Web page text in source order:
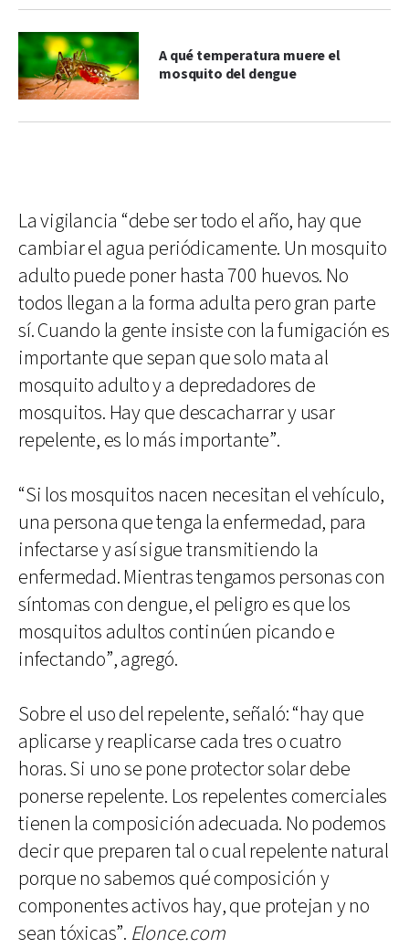
A qué temperatura muere el
mosquito del dengue
La vigilancia “debe ser todo el año, hay que
cambiar el agua periódicamente. Un mosquito
adulto puede poner hasta 700 huevos. No
todos llegan a la forma adulta pero gran parte
sí. Cuando la gente insiste con la fumigación es
importante que sepan que solo mata al
mosquito adulto y a depredadores de
mosquitos. Hay que descacharrar y usar
repelente, es lo más importante”.
“Si los mosquitos nacen necesitan el vehículo,
una persona que tenga la enfermedad, para
infectarse y así sigue transmitiendo la
enfermedad. Mientras tengamos personas con
síntomas con dengue, el peligro es que los
mosquitos adultos continúen picando e
infectando”, agregó.
Sobre el uso del repelente, señaló: “hay que
aplicarse y reaplicarse cada tres o cuatro
horas. Si uno se pone protector solar debe
ponerse repelente. Los repelentes comerciales
tienen la composición adecuada. No podemos
decir que preparen tal o cual repelente natural
porque no sabemos qué composición y
componentes activos hay, que protejan y no
sean tóxicas”. Elonce.com